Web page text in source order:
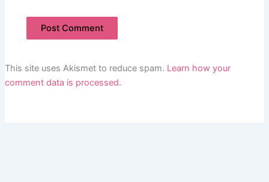
This site uses Akismet to reduce spam. Learn how your
comment data is processed.